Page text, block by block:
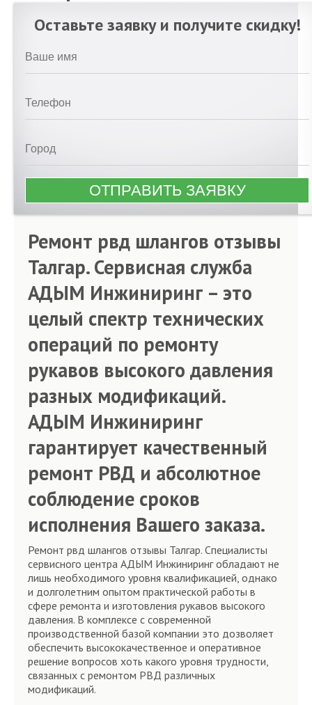
Оставьте заявку и получите скидку!
Ремонт рвд шлангов отзывы
Талгар. Сервисная служба
АДЫМ Инжиниринг – это
целый спектр технических
операций по ремонту
рукавов высокого давления
разных модификаций.
АДЫМ Инжиниринг
гарантирует качественный
ремонт РВД и абсолютное
соблюдение сроков
исполнения Вашего заказа.
Ремонт рвд шлангов отзывы Талгар. Специалисты
сервисного центра АДЫМ Инжиниринг обладают не
лишь необходимого уровня квалификацией, однако
и долголетним опытом практической работы в
сфере ремонта и изготовления рукавов высокого
давления. В комплексе с современной
производственной базой компании это дозволяет
обеспечить высококачественное и оперативное
решение вопросов хоть какого уровня трудности,
связанных с ремонтом РВД различных
модификаций.